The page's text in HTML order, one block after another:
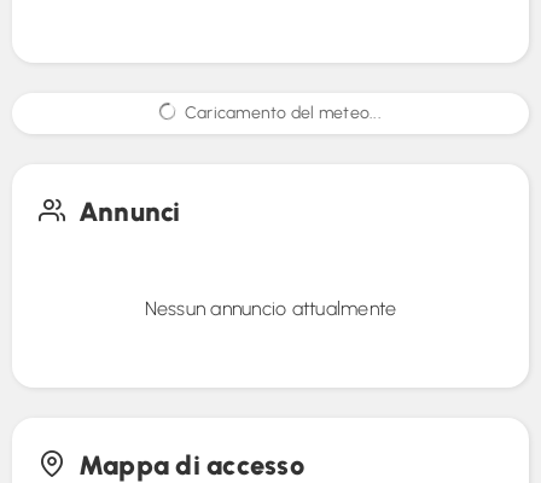
Caricamento del meteo...
Annunci
Nessun annuncio attualmente
Mappa di accesso